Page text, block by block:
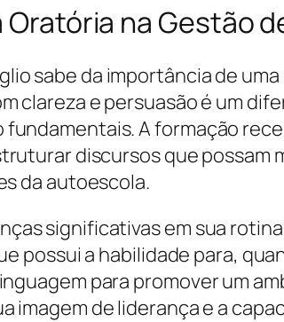
na Gestão
sabe da importância de
clareza e persuasão é um
A formação
discursos que
da autoescola.
significativas em sua
possui a habilidade para,
para promover um
de liderança e a